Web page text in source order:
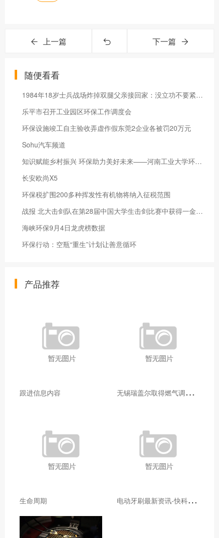
上一篇 下一篇
随便看看
1984年18岁士兵战场炸掉双腿父亲接回家：没立功不要紧活着就好
乐平市召开工业园区环保工作调度会
环保设施竣工自主验收弄虚作假东莞2企业各被罚20万元
Sohu汽车频道
知识赋能乡村振兴 环保助力美好未来——河南工业大学环境工程学院开展马古岗村联合实践活动
长安欧尚X5
环保税扩围200多种挥发性有机物将纳入征税范围
战报 北大击剑队在第28届中国大学生击剑比赛中获得一金三铜
海峡环保9月4日龙虎榜数据
环保行动：空瓶“重生”计划让善意循环
产品推荐
跟进信息内容 无
锡瑞盖尔取得燃气调压器故障监测装置专利便于拆卸压电式气体压力传感器进行检测维修
生命周期 电
动牙刷最新资讯-快科技--科技改变未来